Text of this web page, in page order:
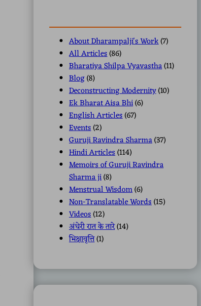
About Dharampalji's Work(7)
All Articles(86)
Bharatiya Shilpa Vyavastha(11)
Blog(8)
Deconstructing Modernity(10)
Ek Bharat Aisa Bhi(6)
English Articles(67)
Events(2)
Guruji Ravindra Sharma(37)
Hindi Articles(114)
Memoirs of Guruji Ravindra
Sharma ji(8)
Menstrual Wisdom(6)
Non-Translatable Words(15)
Videos(12)
अंधेरी रात के तारे(14)
भिक्षावृत्ति(1)